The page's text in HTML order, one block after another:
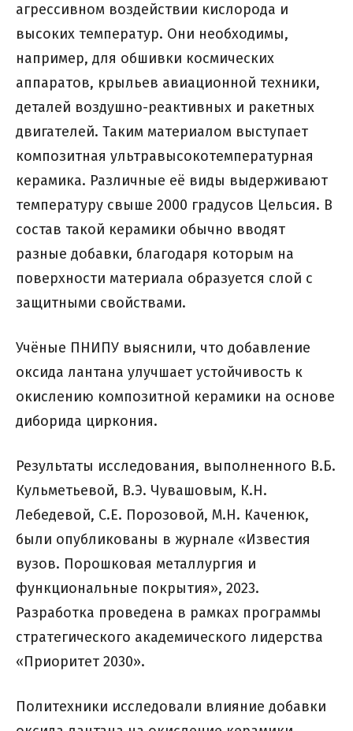
агрессивном воздействии кислорода и
высоких температур. Они необходимы,
например, для обшивки космических
аппаратов, крыльев авиационной техники,
деталей воздушно-реактивных и ракетных
двигателей. Таким материалом выступает
композитная ультравысокотемпературная
керамика. Различные её виды выдерживают
температуру свыше 2000 градусов Цельсия. В
состав такой керамики обычно вводят
разные добавки, благодаря которым на
поверхности материала образуется слой c
защитными свойствами.
Учёные ПНИПУ выяснили, что добавление
оксида лантана улучшает устойчивость к
окислению композитной керамики на основе
диборида циркония.
Результаты исследования, выполненного В.Б.
Кульметьевой, В.Э. Чувашовым, К.Н.
Лебедевой, С.Е. Порозовой, М.Н. Каченюк,
были опубликованы в журнале «Известия
вузов. Порошковая металлургия и
функциональные покрытия», 2023.
Разработка проведена в рамках программы
стратегического академического лидерства
«Приоритет 2030».
Политехники исследовали влияние добавки